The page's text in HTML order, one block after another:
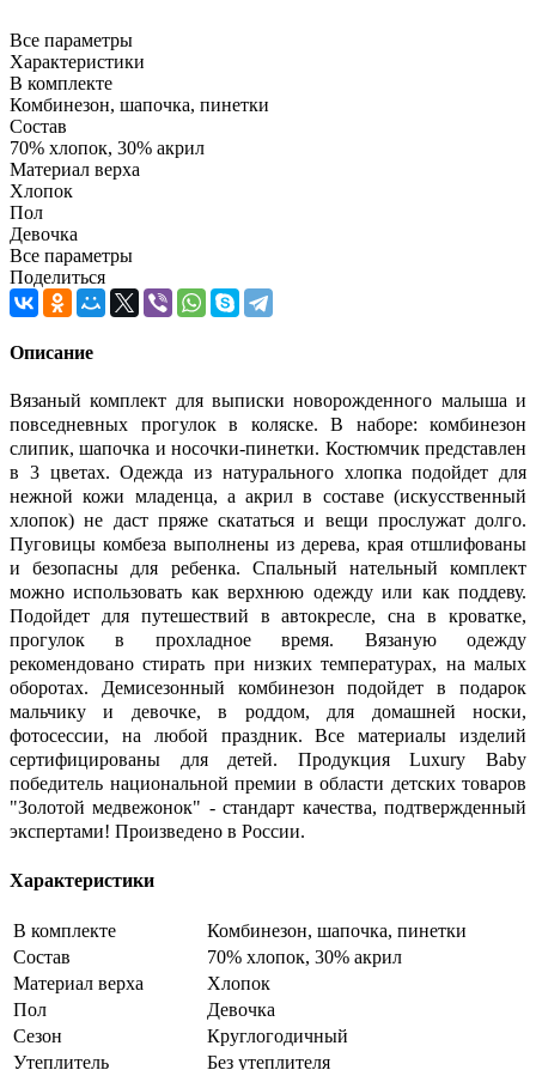
Все параметры
Характеристики
В комплекте
Комбинезон, шапочка, пинетки
Состав
70% хлопок, 30% акрил
Материал верха
Хлопок
Пол
Девочка
Все параметры
Поделиться
Описание
Вязаный комплект для выписки новорожденного малыша и
повседневных прогулок в коляске. В наборе: комбинезон
слипик, шапочка и носочки-пинетки. Костюмчик представлен
в 3 цветах. Одежда из натурального хлопка подойдет для
нежной кожи младенца, а акрил в составе (искусственный
хлопок) не даст пряже скататься и вещи прослужат долго.
Пуговицы комбеза выполнены из дерева, края отшлифованы
и безопасны для ребенка. Спальный нательный комплект
можно использовать как верхнюю одежду или как поддеву.
Подойдет для путешествий в автокресле, сна в кроватке,
прогулок в прохладное время. Вязаную одежду
рекомендовано стирать при низких температурах, на малых
оборотах. Демисезонный комбинезон подойдет в подарок
мальчику и девочке, в роддом, для домашней носки,
фотосессии, на любой праздник. Все материалы изделий
сертифицированы для детей. Продукция Luxury Baby
победитель национальной премии в области детских товаров
"Золотой медвежонок" - стандарт качества, подтвержденный
экспертами! Произведено в России.
Характеристики
В комплекте
Комбинезон, шапочка, пинетки
Состав
70% хлопок, 30% акрил
Материал верха
Хлопок
Пол
Девочка
Сезон
Круглогодичный
Утеплитель
Без утеплителя